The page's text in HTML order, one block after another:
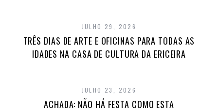
JULHO 29, 2026
TRÊS DIAS DE ARTE E OFICINAS PARA TODAS AS
IDADES NA CASA DE CULTURA DA ERICEIRA
JULHO 23, 2026
ACHADA: NÃO HÁ FESTA COMO ESTA